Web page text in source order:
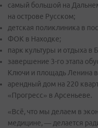
самый большой на
на острове Русском;
детская поликлиника в
ФОК в Находке;
парк культуры и отдыха
завершение 3-го этапа
Ключи и площадь Ленина
арендный дом на 220
«Прогресс» в Арсеньеве.
«Всё, что мы делаем в
медицине, — делается